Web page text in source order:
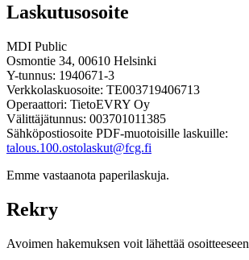
Laskutusosoite
MDI Public
Osmontie 34, 00610 Helsinki
Y-tunnus: 1940671-3
Verkkolaskuosoite: TE003719406713
Operaattori: TietoEVRY Oy
Välittäjätunnus: 003701011385
Sähköpostiosoite PDF-muotoisille laskuille:
talous.100.ostolaskut@fcg.fi
Emme vastaanota paperilaskuja.
Rekry
Avoimen hakemuksen voit lähettää osoitteeseen